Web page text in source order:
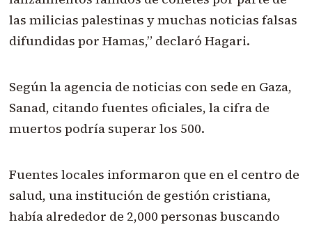
las milicias palestinas y muchas noticias falsas
difundidas por Hamas,” declaró Hagari.
Según la agencia de noticias con sede en Gaza,
Sanad, citando fuentes oficiales, la cifra de
muertos podría superar los 500.
Fuentes locales informaron que en el centro de
salud, una institución de gestión cristiana,
había alrededor de 2,000 personas buscando